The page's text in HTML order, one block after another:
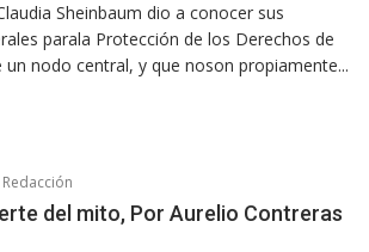
Sheinbaum dio a conocer sus
parala Protección de los Derechos de
un nodo central, y que noson propiamente...
Redacción
del mito, Por Aurelio Contreras